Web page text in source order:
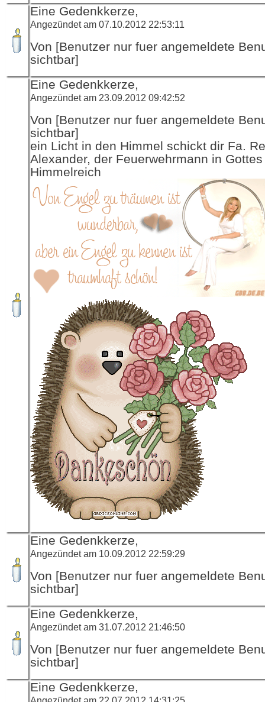
Eine Gedenkkerze,
Angezündet am 07.10.2012 22:53:11
Von [Benutzer nur fuer angemeldete
sichtbar]
Eine Gedenkkerze,
Angezündet am 23.09.2012 09:42:52
Von [Benutzer nur fuer angemeldete
sichtbar]
ein Licht in den Himmel schickt dir Fa.
Alexander, der Feuerwehrmann in Gottes
Himmelreich
Eine Gedenkkerze,
Angezündet am 10.09.2012 22:59:29
Von [Benutzer nur fuer angemeldete
sichtbar]
Eine Gedenkkerze,
Angezündet am 31.07.2012 21:46:50
Von [Benutzer nur fuer angemeldete
sichtbar]
Eine Gedenkkerze,